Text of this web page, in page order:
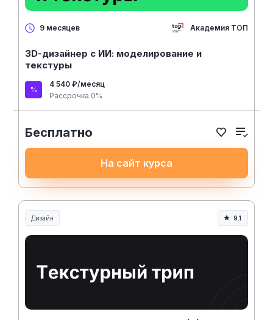
9 месяцев Академия ТОП
3D-дизайнер с ИИ: моделирование и
текстуры
4 540 ₽/месяц
Рассрочка 0%
Бесплатно
На сайт курса
Дизайн 9.1